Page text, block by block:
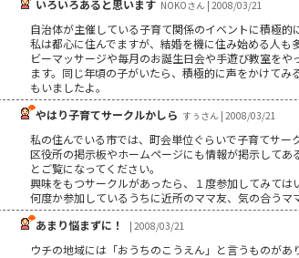
いろいろあると思います NOKOさん | 2008/03/21
自治体が主催している子育て関係のイベントに積極的
私は都心に住んでますが、結婚を機に住み始める人
ビーマッサージや毎月のお誕生日会や手遊び教室を
ます。同じ年頃の子がいたら、積極的に声をかけて
もいましたよ。
やはり子育てサークルかしら すぅさん | 2008/03/21
私の住んでいる市では、町会単位ぐらいで子育てサー
区役所の掲示板やホームページにも情報が掲示してあ
とご覧になってください。
興味をもつサークルがあったら、１度参加してみては
何度か参加しているうちに近所のママ友、気の合うマ
あまり悩まずに！
| 2008/03/21
ウチの地域には「おうちのこうえん」と言うものがあ